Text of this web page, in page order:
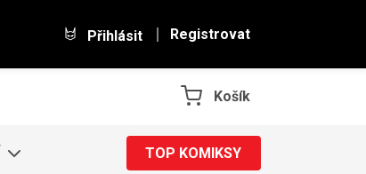
Přihlásit Registrovat
Košík
TOP KOMIKSY